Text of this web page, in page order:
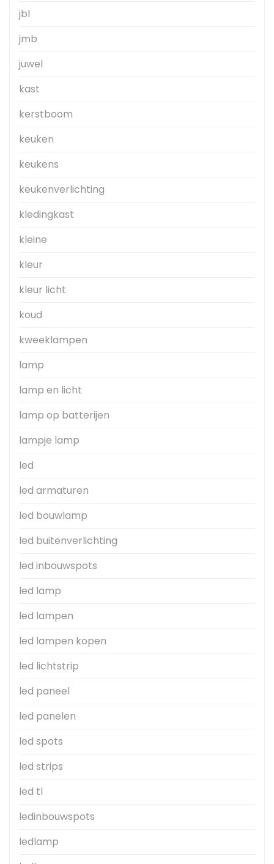
jbl
jmb
juwel
kast
kerstboom
keuken
keukens
keukenverlichting
kledingkast
kleine
kleur
kleur licht
koud
kweeklampen
lamp
lamp en licht
lamp op batterijen
lampje lamp
led
led armaturen
led bouwlamp
led buitenverlichting
led inbouwspots
led lamp
led lampen
led lampen kopen
led lichtstrip
led paneel
led panelen
led spots
led strips
led tl
ledinbouwspots
ledlamp